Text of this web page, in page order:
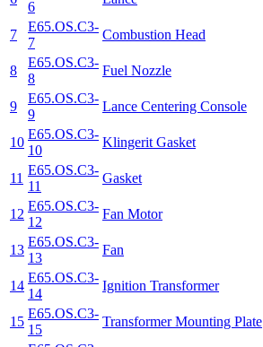
6
7
E65.OS.C3-
7
Combustion Head
8
E65.OS.C3-
8
Fuel Nozzle
9
E65.OS.C3-
9
Lance Centering Console
10
E65.OS.C3-
10
Klingerit Gasket
11
E65.OS.C3-
11
Gasket
12
E65.OS.C3-
12
Fan Motor
13
E65.OS.C3-
13
Fan
14
E65.OS.C3-
14
Ignition Transformer
15
E65.OS.C3-
15
Transformer Mounting Plate